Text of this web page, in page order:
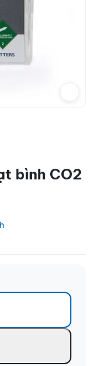
bình CO2